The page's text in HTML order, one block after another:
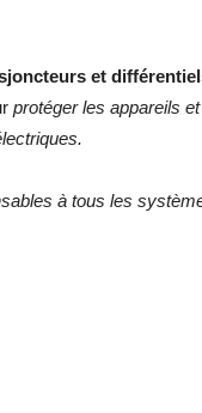
et
protéger les appareils
à tous les